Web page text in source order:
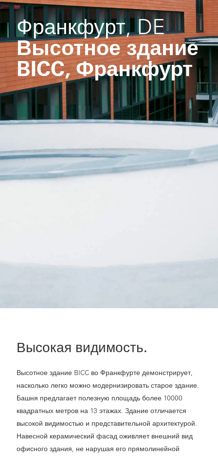
Франкфурт, DE
Высотное здание
BICC, Франкфурт
Высокая видимость.
Высотное здание BICC во Франкфурте демонстрирует,
насколько легко можно модернизировать старое здание.
Башня предлагает полезную площадь более 10000
квадратных метров на 13 этажах. Здание отличается
высокой видимостью и представительной архитектурой.
Навесной керамический фасад оживляет внешний вид
офисного здания, не нарушая его прямолинейной